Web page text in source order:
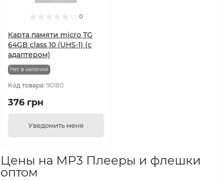
0
Карта памяти micro TG
64GB class 10 (UHS-1) (с
адаптером)
Нет в наличии
Код товара: 90180
376 грн
Уведомить меня
Цены на MP3 Плееры и флешки
оптом